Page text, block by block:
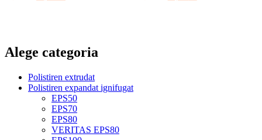
Alege categoria
Polistiren extrudat
Polistiren expandat ignifugat
EPS50
EPS70
EPS80
VERITAS EPS80